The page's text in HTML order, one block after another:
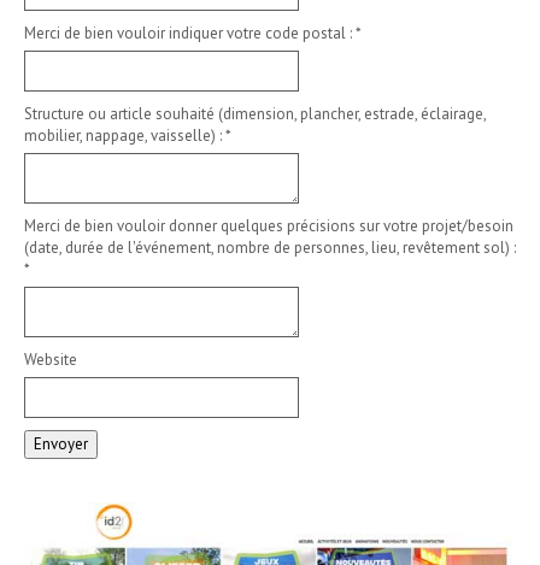
Merci de bien vouloir indiquer votre code postal :*
Structure ou article souhaité (dimension, plancher, estrade, éclairage,
mobilier, nappage, vaisselle) :*
Merci de bien vouloir donner quelques précisions sur votre projet/besoin
(date, durée de l'événement, nombre de personnes, lieu, revêtement sol) :
*
Website
Envoyer